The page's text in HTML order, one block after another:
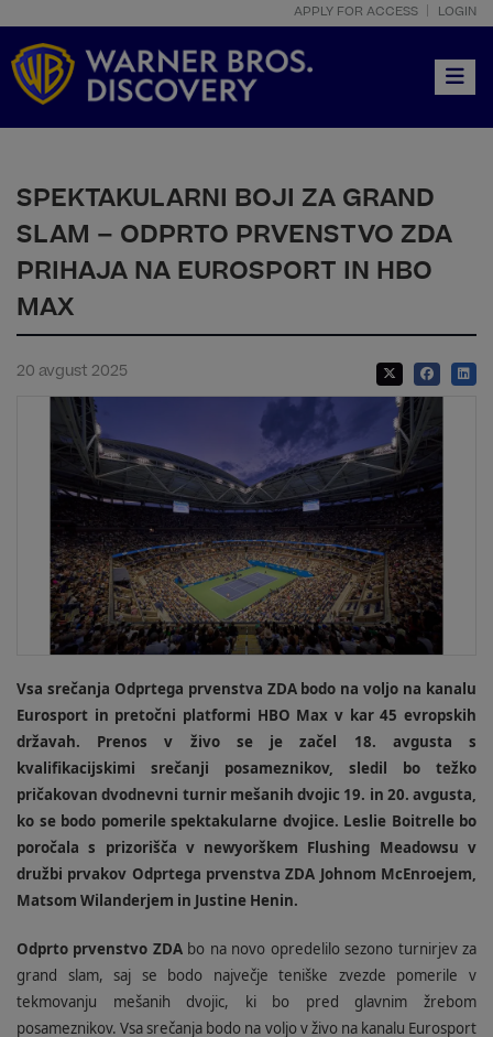
APPLY FOR ACCESS LOGIN
SPEKTAKULARNI BOJI ZA GRAND
SLAM – ODPRTO PRVENSTVO ZDA
PRIHAJA NA EUROSPORT IN HBO
MAX
20 avgust 2025
Vsa srečanja Odprtega prvenstva ZDA bodo na voljo na kanalu
Eurosport in pretočni platformi HBO Max v kar 45 evropskih
državah. Prenos v živo se je začel 18. avgusta s
kvalifikacijskimi srečanji posameznikov, sledil bo težko
pričakovan dvodnevni turnir mešanih dvojic 19. in 20. avgusta,
ko se bodo pomerile spektakularne dvojice. Leslie Boitrelle bo
poročala s prizorišča v newyorškem Flushing Meadowsu v
družbi prvakov Odprtega prvenstva ZDA Johnom McEnroejem,
Matsom Wilanderjem in Justine Henin.
Odprto prvenstvo ZDAbo na novo opredelilo sezono turnirjev za
grand slam, saj se bodo največje teniške zvezde pomerile v
tekmovanju mešanih dvojic, ki bo pred glavnim žrebom
posameznikov. Vsa srečanja bodo na voljo v živo na kanalu Eurosport